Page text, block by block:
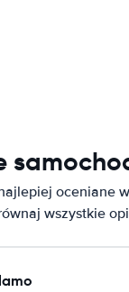
oceniane
wszystkie